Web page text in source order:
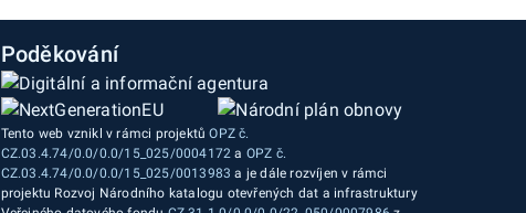
Poděkování
Tento web vznikl v rámci projektůOPZ č.
CZ.03.4.74/0.0/0.0/15_025/0004172 a OPZ č.
CZ.03.4.74/0.0/0.0/15_025/0013983 a je dále rozvíjen v rámci
projektu Rozvoj Národního katalogu otevřených dat a infrastruktury